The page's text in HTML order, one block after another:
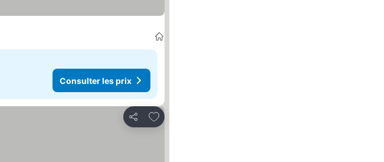
Consulter les prix
Partager
Ajouter à mes favoris